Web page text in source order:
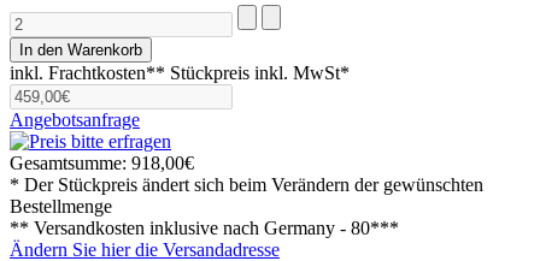
inkl. Frachtkosten** Stückpreis inkl. MwSt*
Angebotsanfrage
Gesamtsumme: 918,00€
* Der Stückpreis ändert sich beim Verändern der gewünschten
Bestellmenge
** Versandkosten inklusive nach Germany - 80***
Ändern Sie hier die Versandadresse